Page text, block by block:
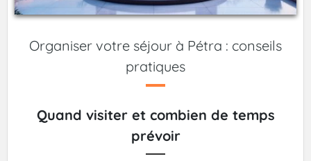
Organiser votre séjour à Pétra : conseils
pratiques
Quand visiter et combien de temps
prévoir